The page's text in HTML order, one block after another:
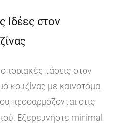
Ιδέες στον
τάσεις στον
κουζίνας με καινοτόμα
προσαρμόζονται στις
Εξερευνήστε minimal